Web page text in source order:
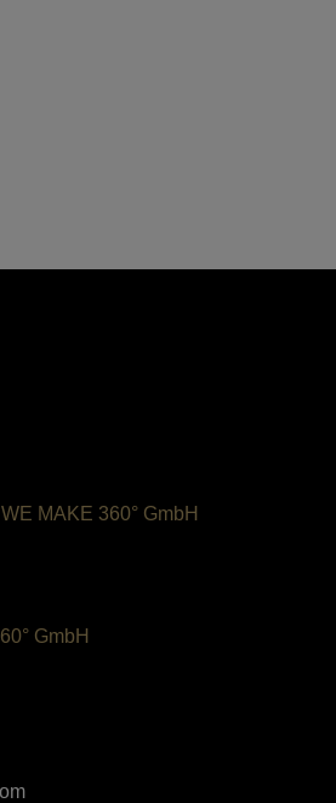
WE MAKE 360° GmbH
GmbH